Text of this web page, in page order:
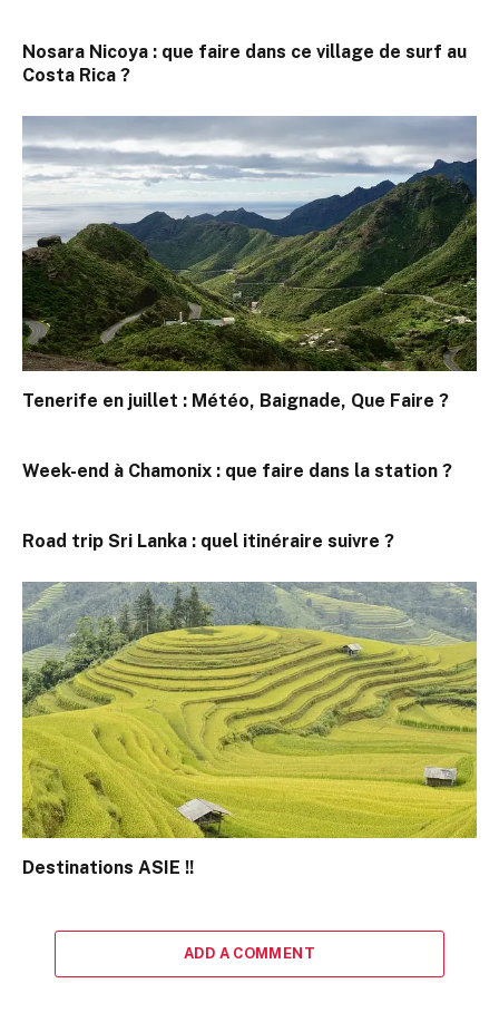
Nosara Nicoya : que faire dans ce village de surf au
Costa Rica ?
Tenerife en juillet : Météo, Baignade, Que Faire ?
Week-end à Chamonix : que faire dans la station ?
Road trip Sri Lanka : quel itinéraire suivre ?
Destinations ASIE !!
ADD A COMMENT